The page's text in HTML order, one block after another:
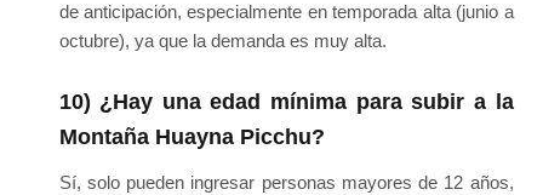
de anticipación, especialmente en temporada alta (junio a
octubre), ya que la demanda es muy alta.
10) ¿Hay una edad mínima para subir a la
Montaña Huayna Picchu?
Sí, solo pueden ingresar personas mayores de 12 años,